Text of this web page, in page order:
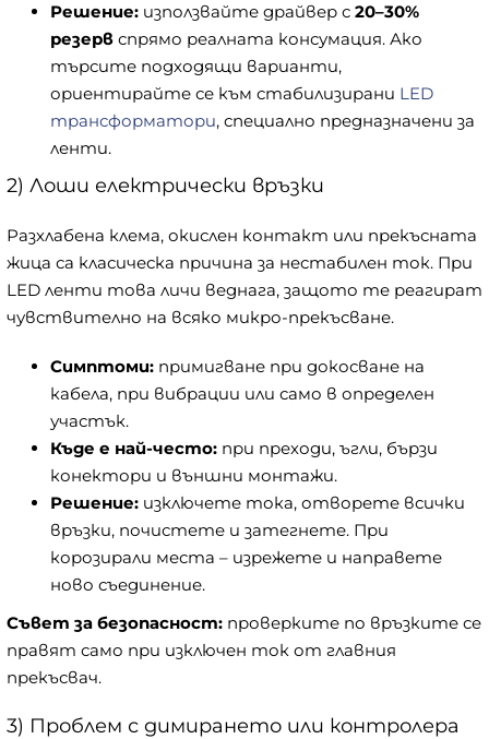
Решение: използвайте драйвер с 20–30%
резерв спрямо реалната консумация. Ако
търсите подходящи варианти,
ориентирайте се към стабилизирани LED
трансформатори, специално предназначени за
ленти.
2) Лоши електрически връзки
Разхлабена клема, окислен контакт или прекъсната
жица са класическа причина за нестабилен ток. При
LED ленти това личи веднага, защото те реагират
чувствително на всяко микро-прекъсване.
Симптоми: примигване при докосване на
кабела, при вибрации или само в определен
участък.
Къде е най-често: при преходи, ъгли, бързи
конектори и външни монтажи.
Решение: изключете тока, отворете всички
връзки, почистете и затегнете. При
корозирали места – изрежете и направете
ново съединение.
Съвет за безопасност: проверките по връзките се
правят само при изключен ток от главния
прекъсвач.
3) Проблем с димирането или контролера